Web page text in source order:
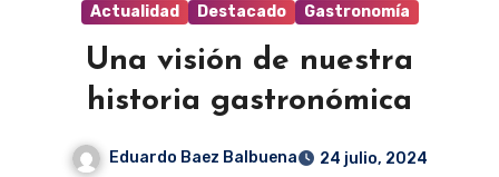
Actualidad Destacado Gastronomía
Una visión de nuestra
historia gastronómica
Eduardo Baez Balbuena
24 julio, 2024